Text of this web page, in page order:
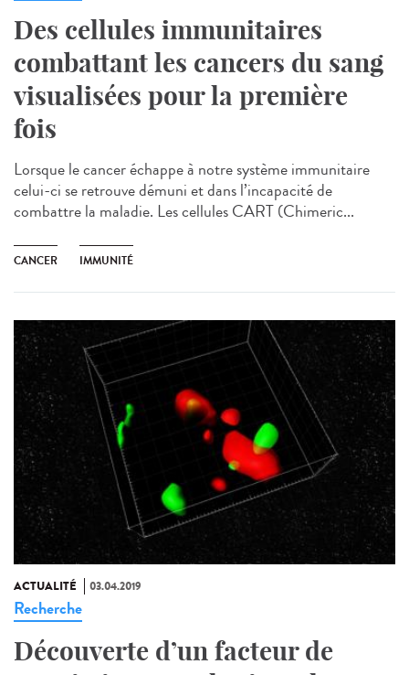
Des cellules immunitaires
combattant les cancers du sang
visualisées pour la première
fois
Lorsque le cancer échappe à notre système immunitaire
celui-ci se retrouve démuni et dans l’incapacité de
combattre la maladie. Les cellules CART (Chimeric...
CANCER IMMUNITÉ
ACTUALITÉ 03.04.2019
Recherche
Découverte d’un facteur de